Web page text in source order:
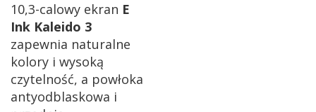
10,3-calowy ekran E
Ink Kaleido 3
zapewnia naturalne
kolory i wysoką
czytelność, a powłoka
antyodblaskowa i